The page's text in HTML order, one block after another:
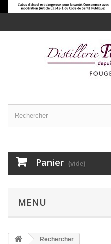
Panier (vide)
MENU
Rechercher